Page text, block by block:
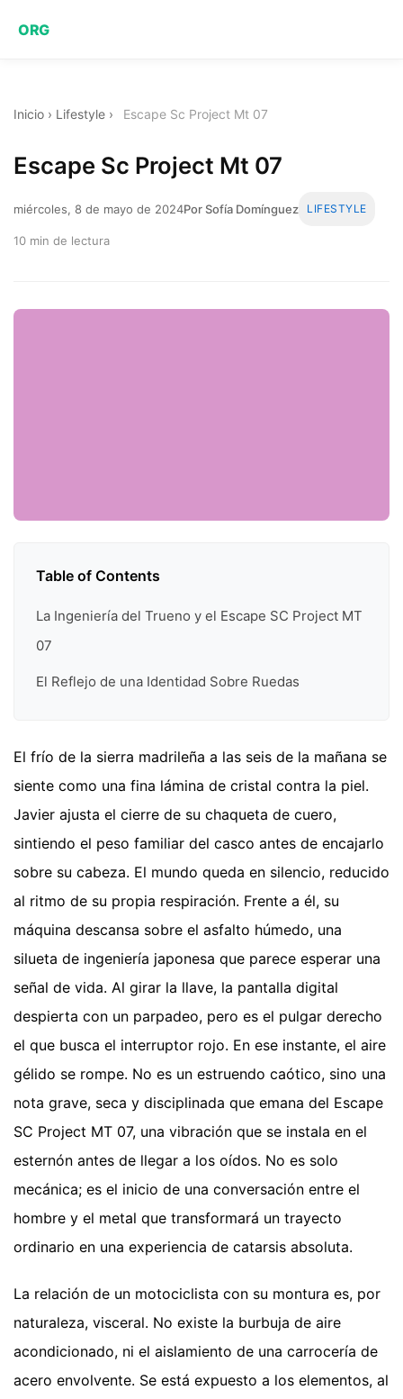
ORG
Inicio › Lifestyle › Escape Sc Project Mt 07
Escape Sc Project Mt 07
miércoles, 8 de mayo de 2024Por Sofía Domínguez LIFESTYLE
10 min de lectura
Table of Contents
La Ingeniería del Trueno y el Escape SC Project MT
07
El Reflejo de una Identidad Sobre Ruedas
El frío de la sierra madrileña a las seis de la mañana se
siente como una fina lámina de cristal contra la piel.
Javier ajusta el cierre de su chaqueta de cuero,
sintiendo el peso familiar del casco antes de encajarlo
sobre su cabeza. El mundo queda en silencio, reducido
al ritmo de su propia respiración. Frente a él, su
máquina descansa sobre el asfalto húmedo, una
silueta de ingeniería japonesa que parece esperar una
señal de vida. Al girar la llave, la pantalla digital
despierta con un parpadeo, pero es el pulgar derecho
el que busca el interruptor rojo. En ese instante, el aire
gélido se rompe. No es un estruendo caótico, sino una
nota grave, seca y disciplinada que emana del Escape
SC Project MT 07, una vibración que se instala en el
esternón antes de llegar a los oídos. No es solo
mecánica; es el inicio de una conversación entre el
hombre y el metal que transformará un trayecto
ordinario en una experiencia de catarsis absoluta.
La relación de un motociclista con su montura es, por
naturaleza, visceral. No existe la burbuja de aire
acondicionado, ni el aislamiento de una carrocería de
acero envolvente. Se está expuesto a los elementos, al